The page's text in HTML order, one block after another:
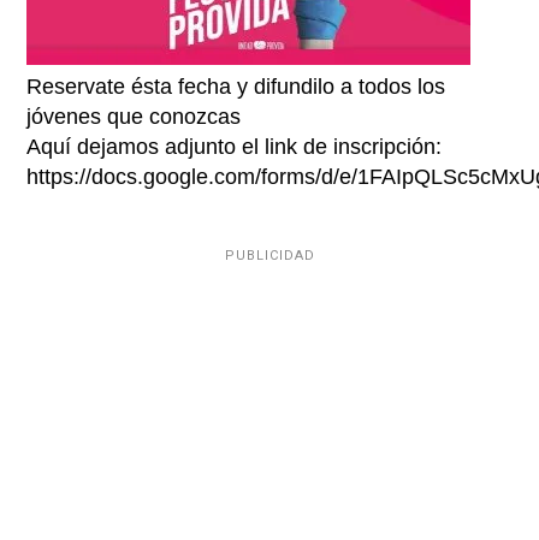
Reservate ésta fecha y difundilo a todos los
jóvenes que conozcas
Aquí dejamos adjunto el link de inscripción:
https://docs.google.com/forms/d/e/
PUBLICIDAD